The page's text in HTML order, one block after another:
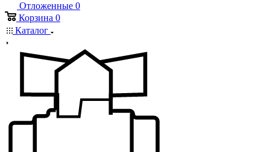
Отложенные 0
Корзина 0
Каталог